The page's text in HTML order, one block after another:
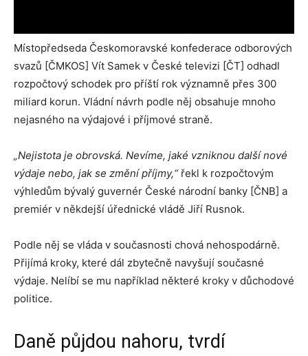
Místopředseda Českomoravské konfederace odborových
svazů [ČMKOS] Vít Samek v České televizi [ČT] odhadl
rozpočtový schodek pro příští rok významně přes 300
miliard korun. Vládní návrh podle něj obsahuje mnoho
nejasného na výdajové i příjmové straně.
„Nejistota je obrovská. Nevíme, jaké vzniknou další nové
výdaje nebo, jak se změní příjmy,“řekl k rozpočtovým
výhledům bývalý guvernér České národní banky [ČNB] a
premiér v někdejší úřednické vládě Jiří Rusnok.
Podle něj se vláda v současnosti chová nehospodárně.
Přijímá kroky, které dál zbytečně navyšují současné
výdaje. Nelíbí se mu například některé kroky v důchodové
politice.
Daně půjdou nahoru, tvrdí